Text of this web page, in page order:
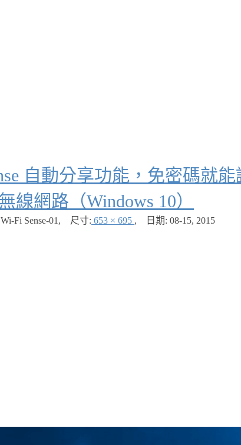
自動分享功能，免密碼就
線網路（Windows 10）
Fi Sense-01 , 尺寸: 653 × 695 , 日期: 08-15, 2015